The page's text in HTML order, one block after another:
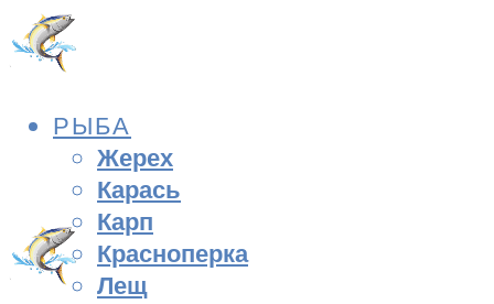
РЫБА
Жерех
Карась
Карп
Красноперка
Лещ